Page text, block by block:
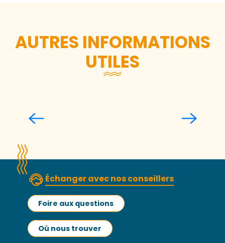
AUTRES INFORMATIONS
UTILES
Échanger avec nos conseillers
Foire aux questions
Où nous trouver